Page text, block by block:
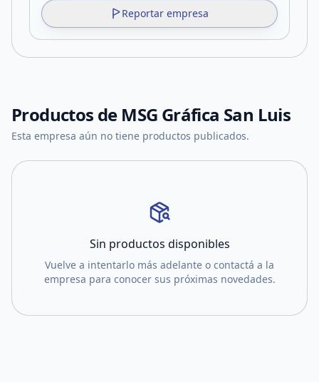
Reportar empresa
Productos de MSG Gráfica San Luis
Esta empresa aún no tiene productos publicados.
Sin productos disponibles
Vuelve a intentarlo más adelante o contactá a la
empresa para conocer sus próximas novedades.